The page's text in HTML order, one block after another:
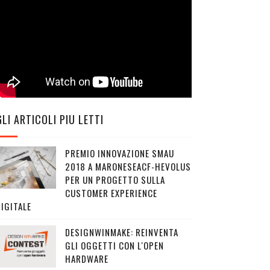
ARTICOLI PIU LETTI
PREMIO INNOVAZIONE SMAU
2018 A MARONESEACF-HEVOLUS
PER UN PROGETTO SULLA
CUSTOMER EXPERIENCE
DESIGNWINMAKE: REINVENTA
GLI OGGETTI CON L'OPEN
HARDWARE